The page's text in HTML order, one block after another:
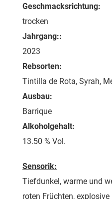
Geschmacksrichtung:
trocken
Jahrgang::
2023
Rebsorten:
Tintilla de Rota, Syrah,
Ausbau:
Barrique
Alkoholgehalt:
13.50 % Vol.
Sensorik:
Tiefdunkel, warme und
roten Früchten,